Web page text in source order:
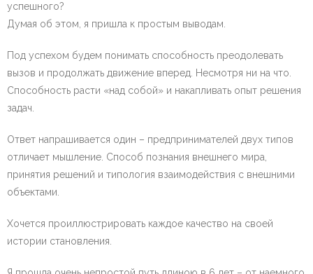
успешного?
Думая об этом, я пришла к простым выводам.
Под успехом будем понимать способность преодолевать
вызов и продолжать движение вперед. Несмотря ни на что.
Способность расти «над собой» и накапливать опыт решения
задач.
Ответ напрашивается один – предпринимателей двух типов
отличает мышление. Способ познания внешнего мира,
принятия решений и типология взаимодействия с внешними
объектами.
Хочется проиллюстрировать каждое качество на своей
истории становления.